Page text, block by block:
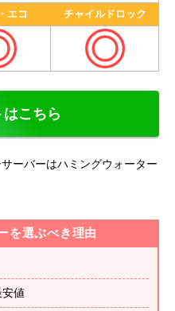
エコ チャイルドロック
こちら
ーバーはハミングウォーター
を選ぶべき理由
値